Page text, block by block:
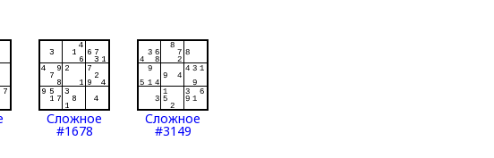
Сложное
#1678
Сложное
#3149